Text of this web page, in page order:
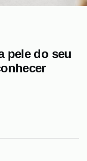
Saúde do homem
pele do seu